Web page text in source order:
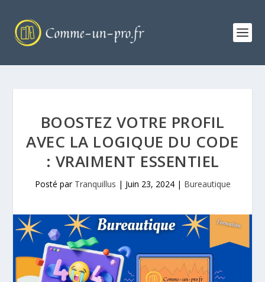
BOOSTEZ VOTRE PROFIL
AVEC LA LOGIQUE DU CODE
: VRAIMENT ESSENTIEL
Posté par Tranquillus | Juin 23, 2024| Bureautique